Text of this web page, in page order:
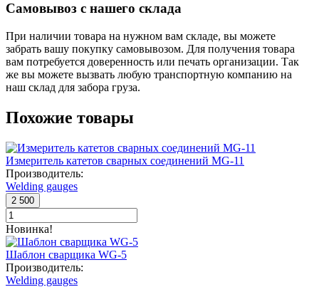
Самовывоз с нашего склада
При наличии товара на нужном вам складе, вы можете
забрать вашу покупку самовывозом. Для получения товара
вам потребуется доверенность или печать организации. Так
же вы можете вызвать любую транспортную компанию на
наш склад для забора груза.
Похожие товары
Измеритель катетов сварных соединений MG-11
Производитель:
Welding gauges
2 500
Новинка!
Шаблон сварщика WG-5
Производитель:
Welding gauges